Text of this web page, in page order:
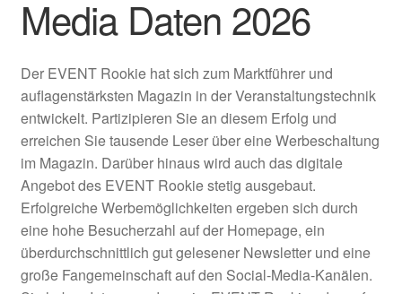
EVENT Rookie ArtikelUntermenü
ausklappen
Fachbücher
Media Daten 2026
Der EVENT Rookie hat sich zum Marktführer und
auflagenstärksten Magazin in der Veranstaltungstechnik
entwickelt. Partizipieren Sie an diesem Erfolg und
erreichen Sie tausende Leser über eine Werbeschaltung
im Magazin. Darüber hinaus wird auch das digitale
Angebot des EVENT Rookie stetig ausgebaut.
Erfolgreiche Werbemöglichkeiten ergeben sich durch
eine hohe Besucherzahl auf der Homepage, ein
überdurchschnittlich gut gelesener Newsletter und eine
große Fangemeinschaft auf den Social-Media-Kanälen.